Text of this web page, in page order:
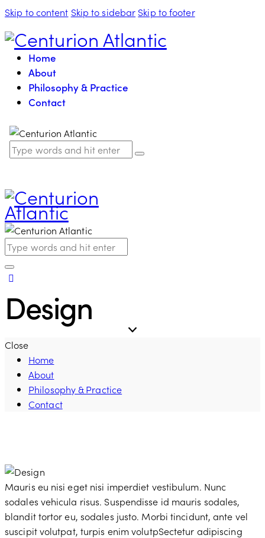
Skip to content Skip to sidebar Skip to footer
Home
About
Philosophy & Practice
Contact
Design
Close
Home
About
Philosophy & Practice
Contact
Mauris eu nisi eget nisi imperdiet vestibulum. Nunc
sodales vehicula risus. Suspendisse id mauris sodales,
blandit tortor eu, sodales justo. Morbi tincidunt, ante vel
suscipit volutpat, turpis enim volutpSectetur adipiscing